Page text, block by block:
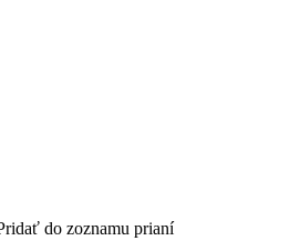
do zoznamu prianí